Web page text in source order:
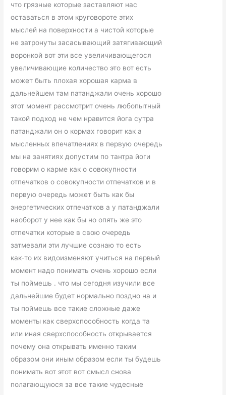
что грязные которые заставляют нас
оставаться в этом круговороте этих
мыслей на поверхности а чистой которые
не затронуты засасывающий затягивающий
воронкой вот эти все увеличивающегося
увеличивающие количество это вот есть
может быть плохая хорошая карма в
дальнейшем там патанджали очень хорошо
этот момент рассмотрит очень любопытный
такой подход не чем нравится йога сутра
патанджали он о кормах говорит как а
мысленных впечатлениях в первую очередь
мы на занятиях допустим по тантра йоги
говорим о карме как о совокупности
отпечатков о совокупности отпечатков и в
первую очередь может быть как бы
энергетических отпечатков а у патанджали
наоборот у нее как бы но опять же это
отпечатки которые в свою очередь
затмевали эти лучшие сознаю то есть
как-то их видоизменяют учиться на первый
момент надо понимать очень хорошо если
ты поймешь . что мы сегодня изучили все
дальнейшие будет нормально поздно на и
ты поймешь все такие сложные даже
моменты как сверхспособность когда та
или иная сверхспособность открывается
почему она открывать именно таким
образом они иным образом если ты будешь
понимать вот этот вот смысл снова
полагающуюся зa все такие чудесные